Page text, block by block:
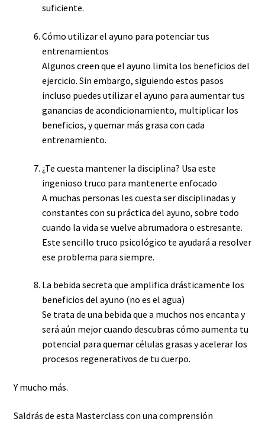
suficiente.
Cómo utilizar el ayuno para potenciar tus
entrenamientos
Algunos creen que el ayuno limita los beneficios del
ejercicio. Sin embargo, siguiendo estos pasos
incluso puedes utilizar el ayuno para aumentar tus
ganancias de acondicionamiento, multiplicar los
beneficios, y quemar más grasa con cada
entrenamiento.
¿Te cuesta mantener la disciplina? Usa este
ingenioso truco para mantenerte enfocado
A muchas personas les cuesta ser disciplinadas y
constantes con su práctica del ayuno, sobre todo
cuando la vida se vuelve abrumadora o estresante.
Este sencillo truco psicológico te ayudará a resolver
ese problema para siempre.
La bebida secreta que amplifica drásticamente los
beneficios del ayuno (no es el agua)
Se trata de una bebida que a muchos nos encanta y
será aún mejor cuando descubras cómo aumenta tu
potencial para quemar células grasas y acelerar los
procesos regenerativos de tu cuerpo.
Y mucho más.
Saldrás de esta Masterclass con una comprensión